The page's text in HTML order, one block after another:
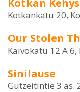
Kotkan
Kotkankatu 20,
Our Stolen
Kaivokatu 12 A 6,
Sinilause
Gutzeitintie 3 as.